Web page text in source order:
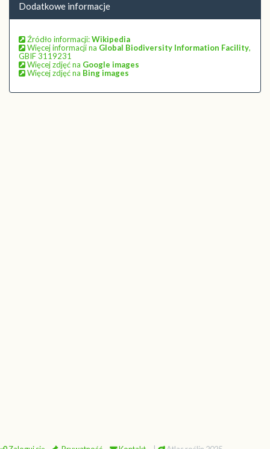
Dodatkowe informacje
Źródło informacji:Wikipedia
Więcej informacji na Global Biodiversity Information Facility,
GBIF 3119231
Więcej zdjęć na Google images
Więcej zdjęć na Bing images